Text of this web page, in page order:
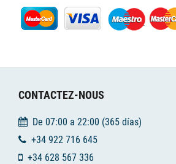
CONTACTEZ-NOUS
De 07:00 a 22:00 (365 días)
+34 922 716 645
+34 628 567 336